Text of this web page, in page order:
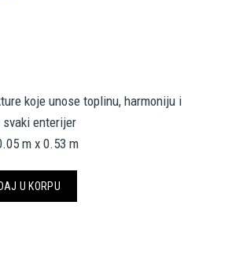
koje unose toplinu, harmoniju i
svaki enterijer
m x 0.53 m
U KORPU